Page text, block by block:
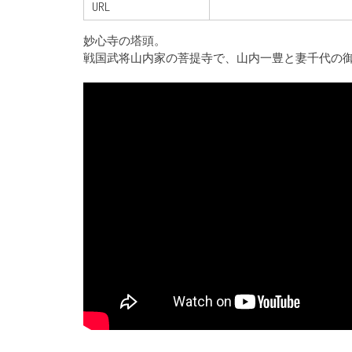
URL
妙心寺の塔頭。
戦国武将山内家の菩提寺で、山内一豊と妻千代の御